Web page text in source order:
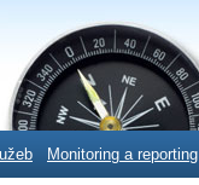
Monitoring a reporting